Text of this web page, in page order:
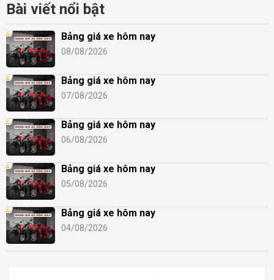
Bài viết nổi bật
Bảng giá xe hôm nay
08/08/2026
Bảng giá xe hôm nay
07/08/2026
Bảng giá xe hôm nay
06/08/2026
Bảng giá xe hôm nay
05/08/2026
Bảng giá xe hôm nay
04/08/2026